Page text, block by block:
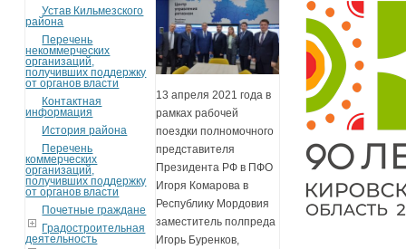
Устав Кильмезского
района
Перечень
некоммерческих
организаций,
получивших поддержку
от органов власти
Контактная
информация
История района
Перечень
коммерческих
организаций,
получивших поддержку
от органов власти
Почетные граждане
Градостроительная
деятельность
13 апреля 2021 года в
рамках рабочей
поездки полномочного
представителя
Президента РФ в ПФО
Игоря Комарова в
Республику Мордовия
заместитель полпреда
Игорь Буренков,